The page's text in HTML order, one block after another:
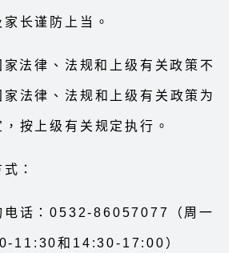
长谨防上当。
法律、法规和上级有关政策不
法律、法规和上级有关政策为
按上级有关规定执行。
：
电话：0532-86057077（周一
11:30和14:30-17:00）